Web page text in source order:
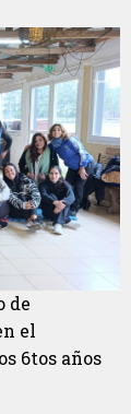
de
el
6tos años